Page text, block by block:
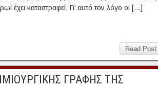
έχει καταστραφεί. Γι’ αυτό τον λόγο οι […]
Read Post
ΓΡΑΦΗΣ ΤΗΣ